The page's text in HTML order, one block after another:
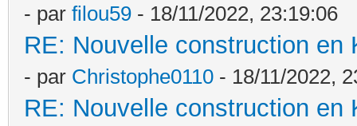
- par filou59 - 18/11/2022, 23:19:06
RE: Nouvelle construction
- par Christophe0110 - 18/11/2022,
RE: Nouvelle construction